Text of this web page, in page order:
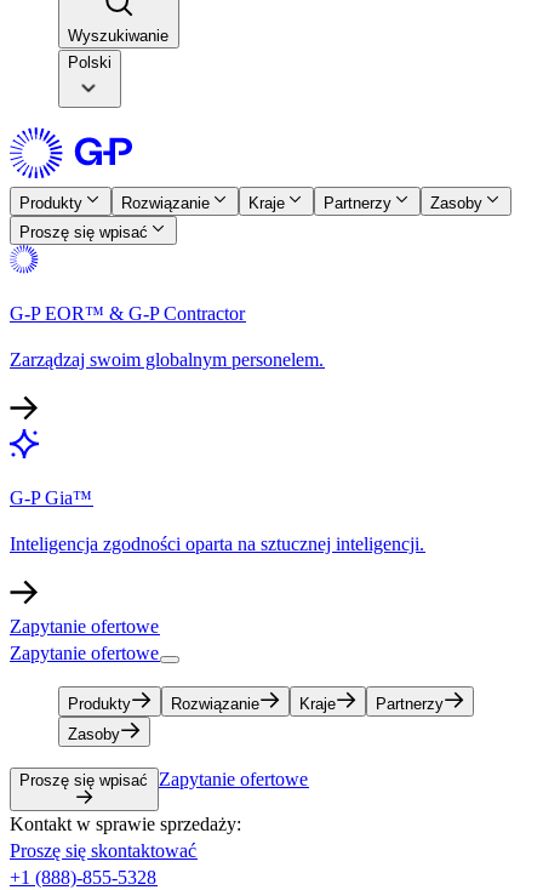
Wyszukiwanie​​
Polski
Produkty​​ Rozwiązanie​​ Kraje​​ Partnerzy​​
Zasoby​​
Proszę się wpisać​​
G-P EOR™ & G-P Contractor​​
Zarządzaj swoim globalnym personelem.​​
G-P Gia™​​
Inteligencja zgodności oparta na sztucznej inteligencji.​​
Zapytanie ofertowe​​
Zapytanie ofertowe​​
Produkty​​ Rozwiązanie​​ Kraje​​
Partnerzy​​
Zasoby​​
Proszę się wpisać​​ Zapytanie ofertowe​​
Kontakt w sprawie sprzedaży:​​
Proszę się skontaktować​​
+1 (888)-855-5328​​